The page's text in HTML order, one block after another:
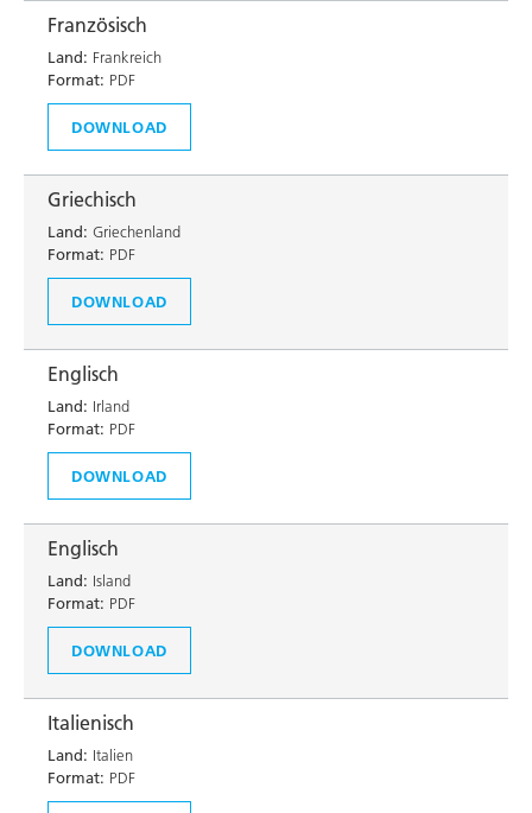
Französisch
Land: Frankreich
Format: PDF
DOWNLOAD
Griechisch
Land: Griechenland
Format: PDF
DOWNLOAD
Englisch
Land: Irland
Format: PDF
DOWNLOAD
Englisch
Land: Island
Format: PDF
DOWNLOAD
Italienisch
Land: Italien
Format: PDF